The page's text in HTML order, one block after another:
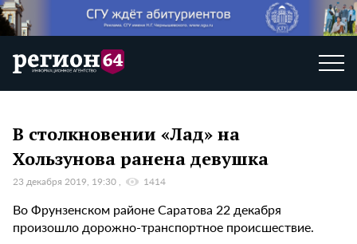
В столкновении «Лад» на
Хользунова ранена девушка
23 декабря 2019, 19:30 1414
Во Фрунзенском районе Саратова 22 декабря
произошло дорожно-транспортное происшествие.